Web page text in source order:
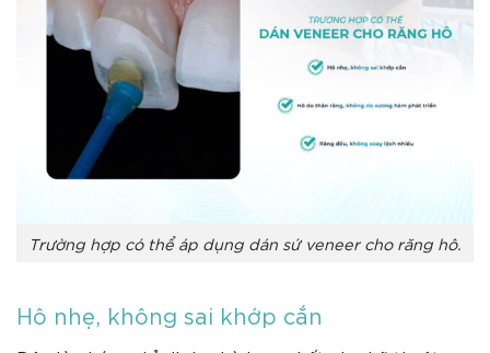
Trường hợp có thể áp dụng dán sứ veneer cho răng hô.
Hô nhẹ, không sai khớp cắn